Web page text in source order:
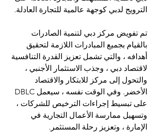
الترويج لدبي كوجهة عالمية للتجارة العادلة.
تم تفويض مركز دبي لتنمية الصادرات
بالقيام بجميع المبادرات اللازمة لتحقيق
أهدافه ، والتي تشمل تعزيز القدرة التنافسية
لاقتصاد دبي ، وجذب الاستثمار الأجنبي ،
والتحول إلى مركز للابتكار والاقتصاد
على تبسيط إجراءات الترخيص للشركات ،
وتسهيل ممارسة الأعمال التجارية في
الإمارة ، وتعزيز رحلة المستثمر.